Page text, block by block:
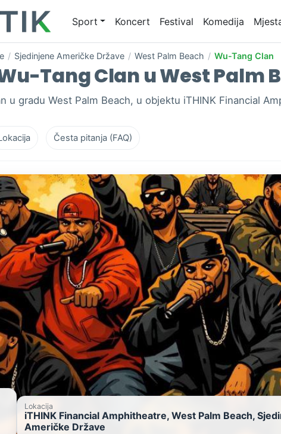
Sport Koncert Festival Komedija
/ Sjedinjene Američke Države / West Palm Beach / Wu-Tang Clan
Tang Clan u West Palm
u gradu West Palm Beach, u objektu iTHINK Financial
Česta pitanja (FAQ)
Lokacija
iTHINK Financial Amphitheatre, West Palm Beach,
Američke Države